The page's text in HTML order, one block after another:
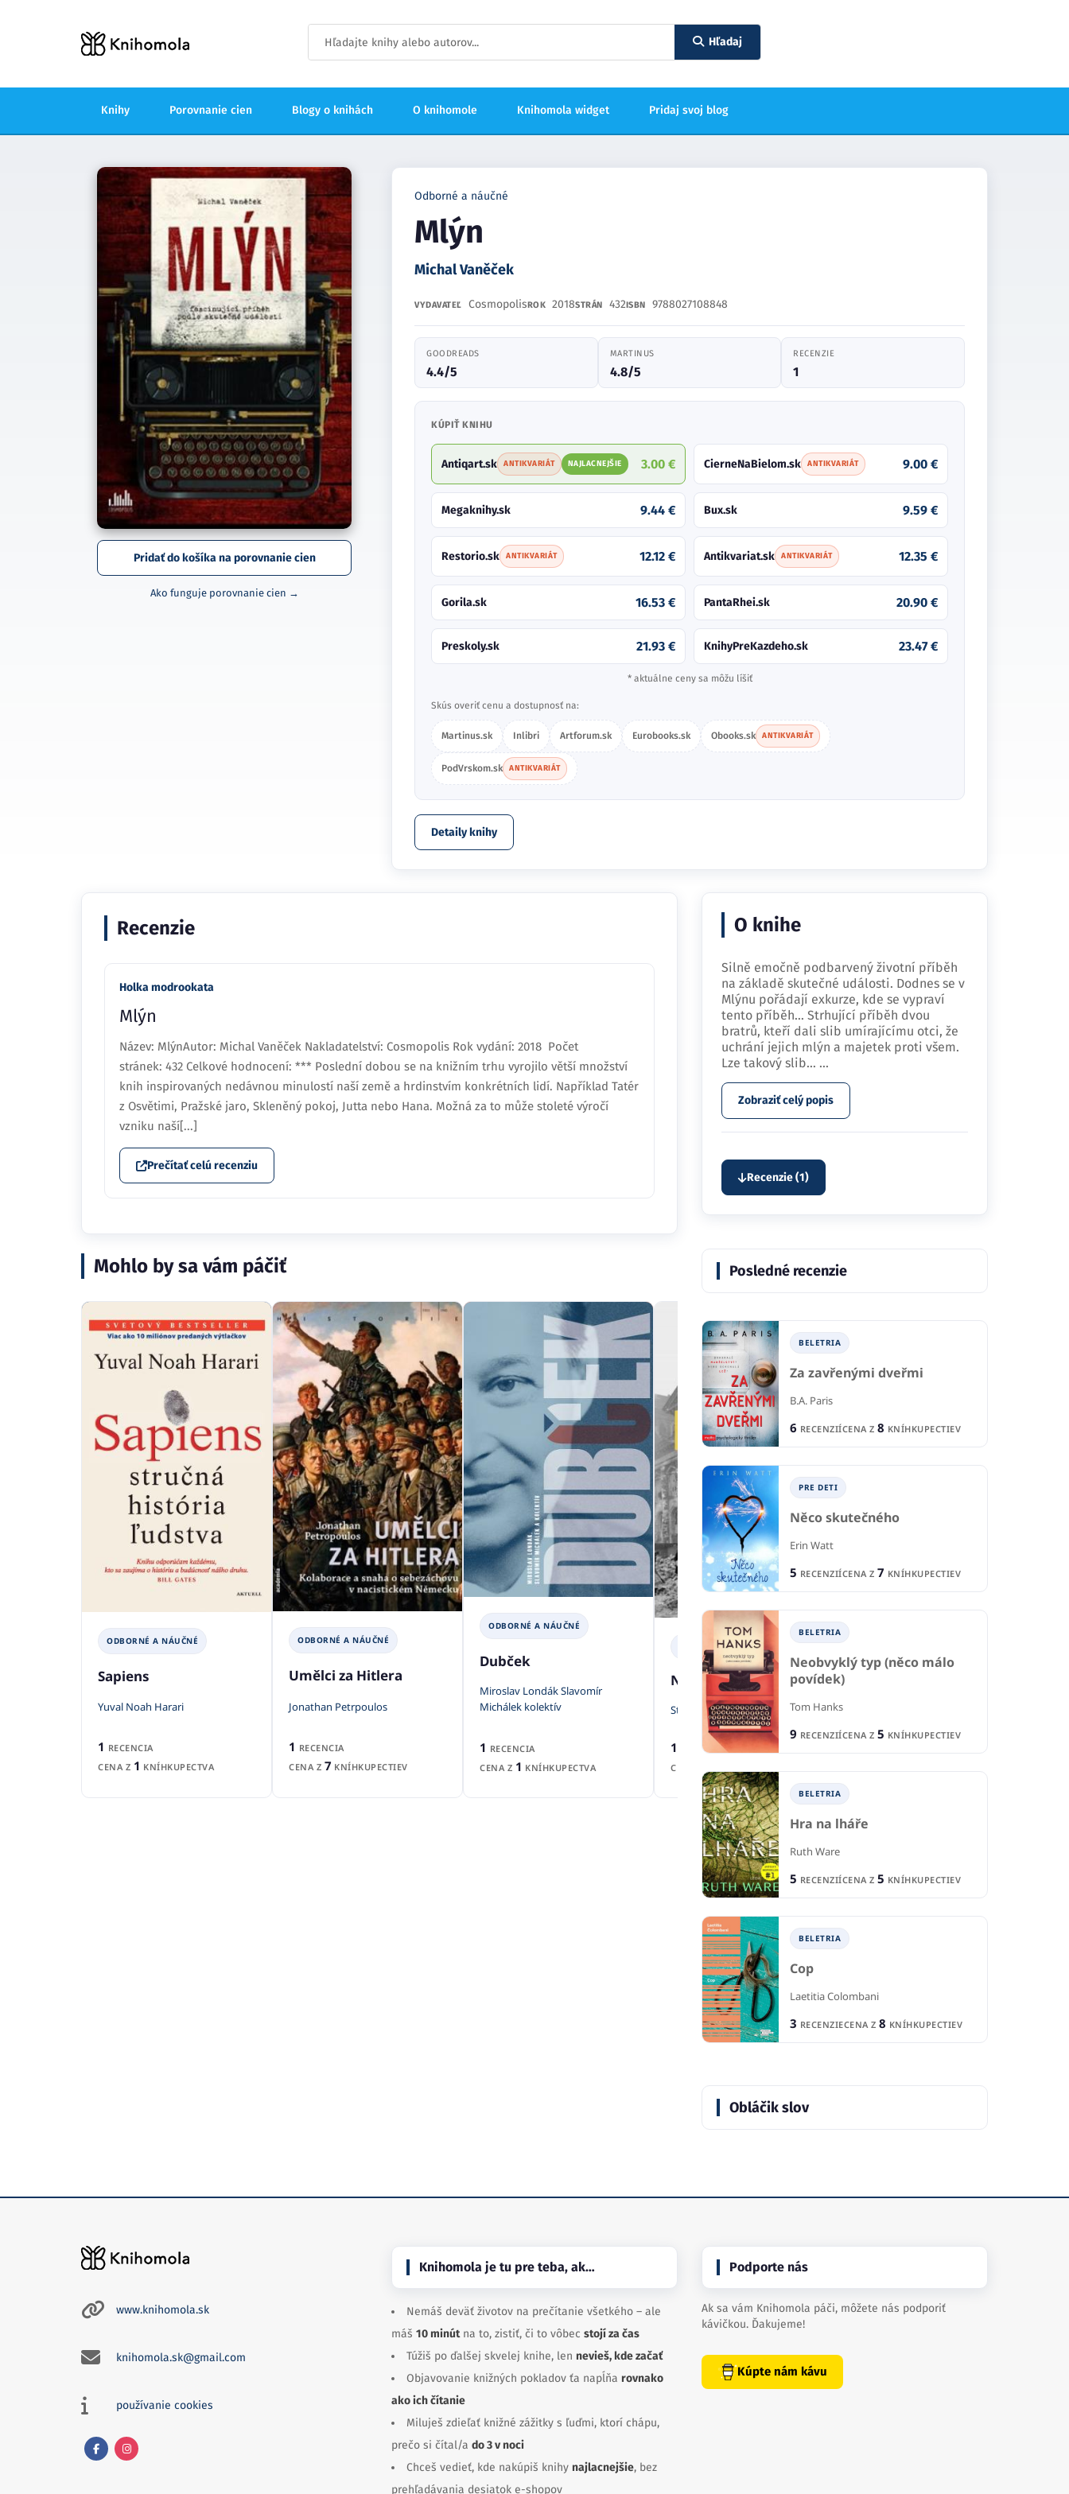
Hľadaj
Knihy Porovnanie cien Blogy o knihách O knihomole Knihomola widget Pridaj svoj blog
Pridať do košíka na porovnanie cien
Ako funguje porovnanie cien →
Odborné a náučné
Mlýn
Michal Vaněček
VYDAVATEĽ CosmopolisROK 2018STRÁN 432ISBN 9788027108848
GOODREADS
4.4/5
MARTINUS
4.8/5
RECENZIE
1
KÚPIŤ KNIHU
Antiqart.sk ANTIKVARIÁT NAJLACNEJŠIE 3.00 € CierneNaBielom.sk ANTIKVARIÁT 9.00 €
Megaknihy.sk 9.44 € Bux.sk 9.59 €
Restorio.sk ANTIKVARIÁT 12.12 € Antikvariat.sk ANTIKVARIÁT 12.35 €
Gorila.sk 16.53 € PantaRhei.sk 20.90 €
Preskoly.sk 21.93 € KnihyPreKazdeho.sk 23.47 €
* aktuálne ceny sa môžu líšiť
Skús overiť cenu a dostupnosť na:
Martinus.sk Inlibri Artforum.sk Eurobooks.sk Obooks.sk ANTIKVARIÁT
PodVrskom.sk ANTIKVARIÁT
Detaily knihy
Recenzie
Holka modrookata
Mlýn
Název: MlýnAutor: Michal Vaněček Nakladatelství: Cosmopolis Rok vydání: 2018 Počet
stránek: 432 Celkové hodnocení: *** Poslední dobou se na knižním trhu vyrojilo větší množství
knih inspirovaných nedávnou minulostí naší země a hrdinstvím konkrétních lidí. Například Tatér
z Osvětimi, Pražské jaro, Skleněný pokoj, Jutta nebo Hana. Možná za to může stoleté výročí
vzniku naší[...]
Prečítať celú recenziu
Mohlo by sa vám páčiť
ODBORNÉ A NÁUČNÉ
Sapiens
Yuval Noah Harari
1 RECENCIA
CENA Z 1 KNÍHKUPECTVA
ODBORNÉ A NÁUČNÉ
Umělci za Hitlera
Jonathan Petrpoulos
1 RECENCIA
CENA Z 7 KNÍHKUPECTIEV
ODBORNÉ A NÁUČNÉ
Dubček
Miroslav Londák Slavomír
Michálek kolektív
1 RECENCIA
CENA Z 1 KNÍHKUPECTVA
ODBORNÉ A NÁUČNÉ
Nemecká jeseň
Stig Dagerman
1
RECENCIA
CENA Z
Potraty
O knihe
Silně emočně podbarvený životní příběh
na základě skutečné události. Dodnes se v
Mlýnu pořádají exkurze, kde se vypraví
tento příběh… Strhující příběh dvou
bratrů, kteří dali slib umírajícímu otci, že
uchrání jejich mlýn a majetek proti všem.
Lze takový slib… ...
Zobraziť celý popis
Recenzie (1)
Posledné recenzie
BELETRIA
Za zavřenými dveřmi
B.A. Paris
6 RECENZIÍCENA Z 8 KNÍHKUPECTIEV
PRE DETI
Něco skutečného
Erin Watt
5 RECENZIÍCENA Z 7 KNÍHKUPECTIEV
BELETRIA
Neobvyklý typ (něco málo
povídek)
Tom Hanks
9 RECENZIÍCENA Z 5 KNÍHKUPECTIEV
BELETRIA
Hra na lháře
Ruth Ware
5 RECENZIÍCENA Z 5 KNÍHKUPECTIEV
BELETRIA
Cop
Laetitia Colombani
3 RECENZIECENA Z 8 KNÍHKUPECTIEV
Obláčik slov
www.knihomola.sk
knihomola.sk@gmail.com
používanie cookies
Knihomola je tu pre teba, ak…
Nemáš deväť životov na prečítanie všetkého – ale
máš 10 minútna to, zistiť, či to vôbec stojí za čas
Túžiš po ďalšej skvelej knihe, len nevieš, kde začať
Objavovanie knižných pokladov ťa napĺňa rovnako
ako ich čítanie
Miluješ zdieľať knižné zážitky s ľuďmi, ktorí chápu,
prečo si čítal/a do 3 v noci
Chceš vedieť, kde nakúpiš knihy najlacnejšie, bez
prehľadávania desiatok e-shopov
Podporte nás
Ak sa vám Knihomola páči, môžete nás podporiť
kávičkou. Ďakujeme!
Kúpte nám kávu